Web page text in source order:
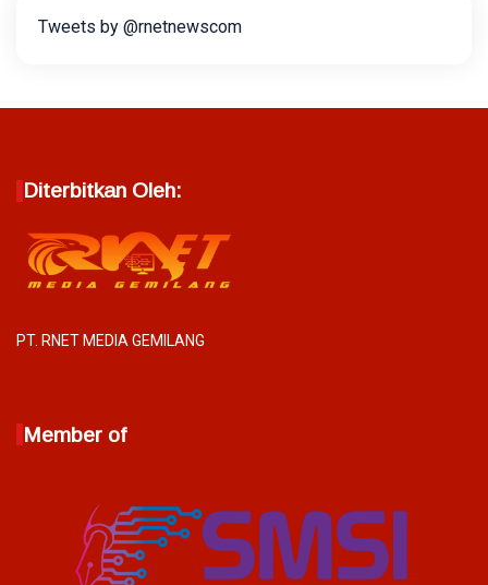
Tweets by @rnetnewscom
Diterbitkan Oleh:
PT. RNET MEDIA GEMILANG
Member of